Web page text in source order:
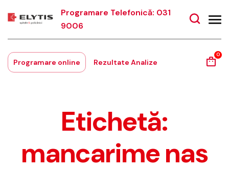
Programare Telefonică: 031
9006
Programare online Rezultate Analize
0
Etichetă:
mancarime nas